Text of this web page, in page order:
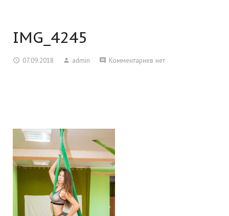
IMG_4245
07.09.2018 admin Комментариев нет